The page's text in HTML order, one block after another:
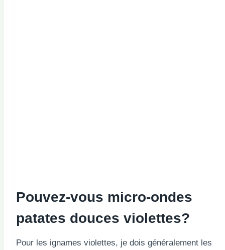
Pouvez-vous micro-ondes
patates douces violettes?
Pour les ignames violettes, je dois généralement les